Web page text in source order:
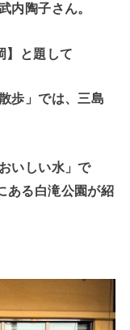
内陶子さん。
】と題して
歩」では、三島
いしい水」で
ある白滝公園が紹